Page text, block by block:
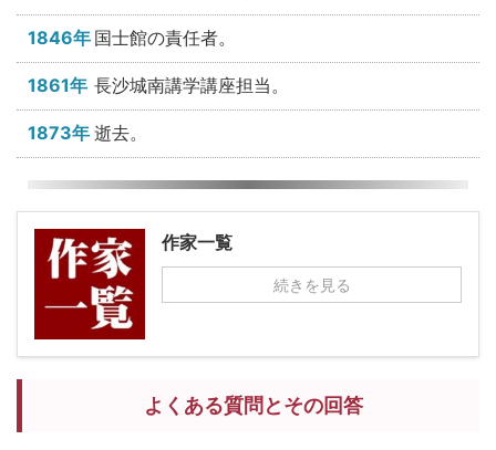
1846年 国士館の責任者。
1861年 長沙城南講学講座担当。
1873年 逝去。
作家一覧
続きを見る
よくある質問とその回答